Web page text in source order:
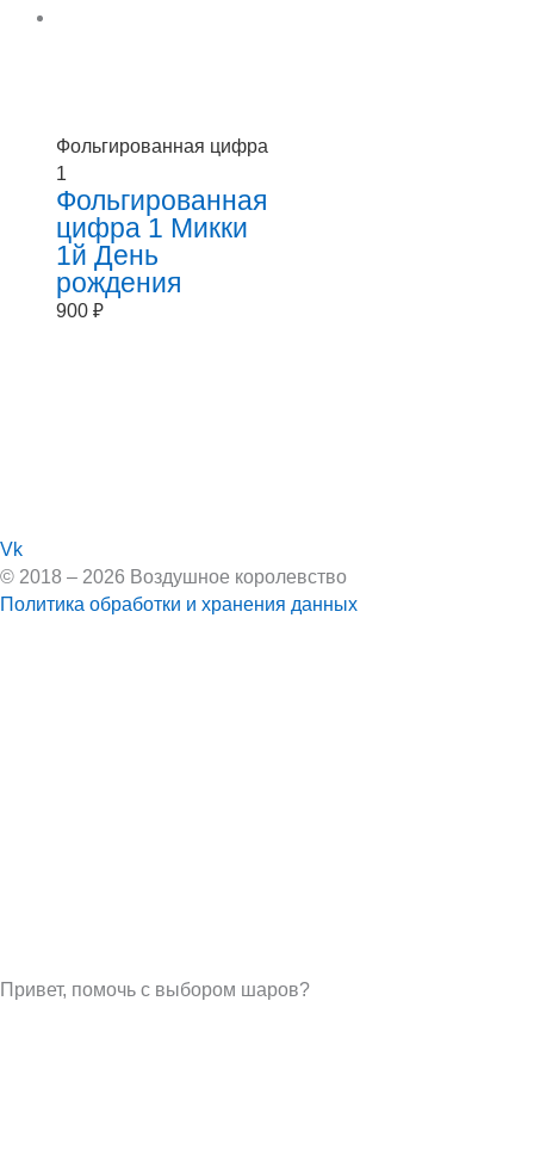
Фольгированная цифра
1
Фольгированная
цифра 1 Микки
1й День
рождения
900 ₽
Vk
© 2018 – 2026 Воздушное королевство
Политика обработки и хранения данных
Привет, помочь с выбором шаров?